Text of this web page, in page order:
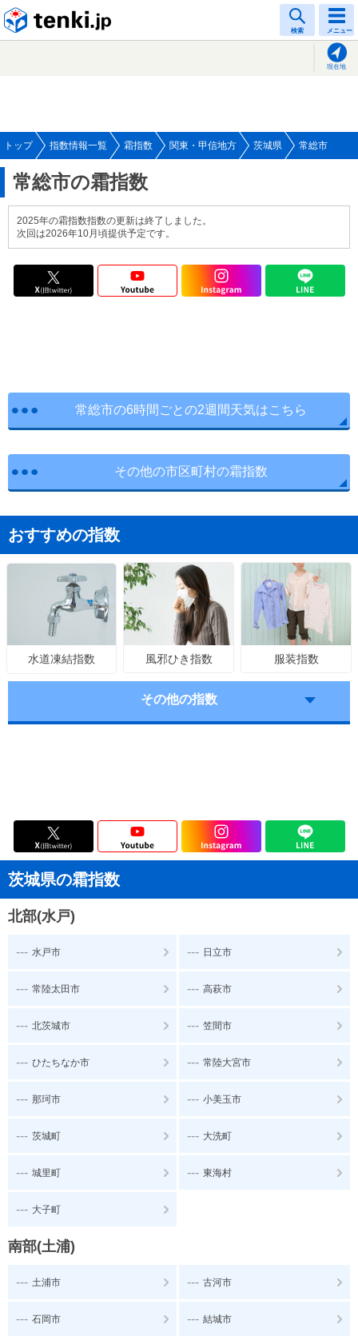
検索 メニュー
現在地
トップ 指数情報一覧 霜指数 関東・甲信地方 茨城県 常総市
常総市の霜指数
2025年の霜指数指数の更新は終了しました。
次回は2026年10月頃提供予定です。
常総市の6時間ごとの2週間天気はこちら
その他の市区町村の霜指数
おすすめの指数
水道凍結指数 風邪ひき指数 服装指数
その他の指数
茨城県の霜指数
北部(水戸)
--- 水戸市 --- 日立市
--- 常陸太田市 --- 高萩市
--- 北茨城市 --- 笠間市
--- ひたちなか市 --- 常陸大宮市
--- 那珂市 --- 小美玉市
--- 茨城町 --- 大洗町
--- 城里町 --- 東海村
--- 大子町
南部(土浦)
--- 土浦市 --- 古河市
--- 石岡市 --- 結城市